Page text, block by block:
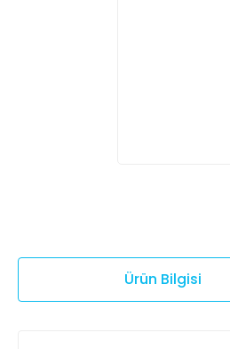
Ürün Bilgisi